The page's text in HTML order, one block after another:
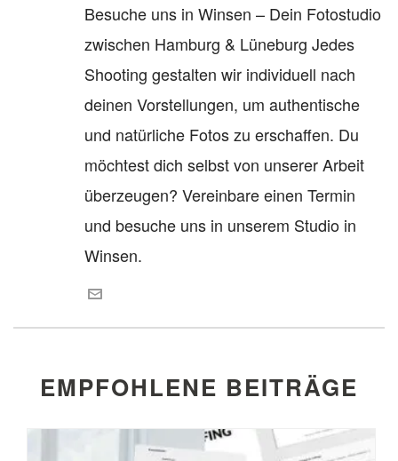
Besuche uns in Winsen – Dein Fotostudio
zwischen Hamburg & Lüneburg Jedes
Shooting gestalten wir individuell nach
deinen Vorstellungen, um authentische
und natürliche Fotos zu erschaffen. Du
möchtest dich selbst von unserer Arbeit
überzeugen? Vereinbare einen Termin
und besuche uns in unserem Studio in
Winsen.
EMPFOHLENE BEITRÄGE